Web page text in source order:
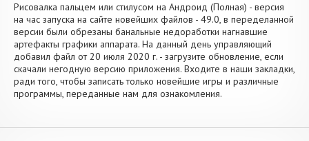
Рисовалка пальцем или стилусом на Андроид (Полная) - версия
на час запуска на сайте новейших файлов - 49.0, в переделанной
версии были обрезаны банальные недоработки нагнавшие
артефакты графики аппарата. На данный день управляющий
добавил файл от 20 июля 2020 г. - загрузите обновление, если
скачали негодную версию приложения. Входите в наши закладки,
ради того, чтобы записать только новейшие игры и различные
программы, переданные нам для ознакомления.